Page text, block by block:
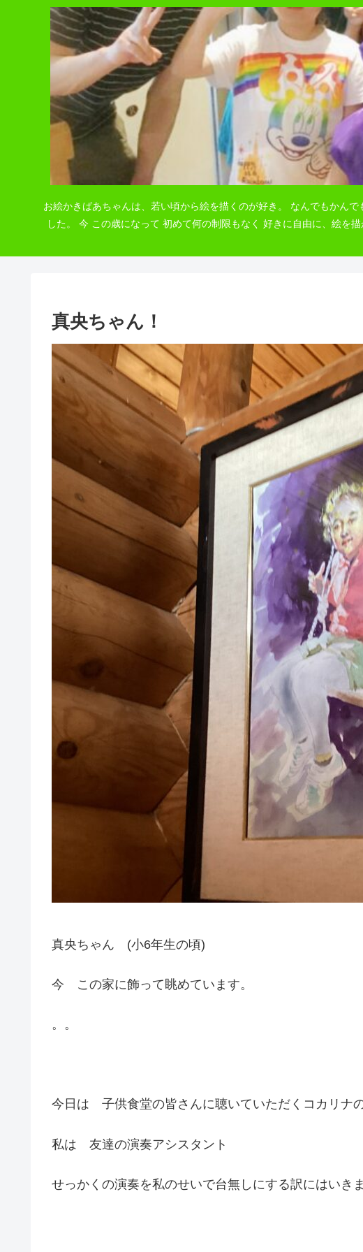
お絵かきばあちゃんは、若い頃から絵を描くのが好き。 なんでもかん
した。 今 この歳になって 初めて何の制限もなく 好きに自由に、絵
真央ちゃん！
真央ちゃん (小6年生の頃)
今 この家に飾って眺めています。
。。
今日は 子供食堂の皆さんに聴いていただくコカリナ
私は 友達の演奏アシスタント
せっかくの演奏を私のせいで台無しにする訳にはいきま